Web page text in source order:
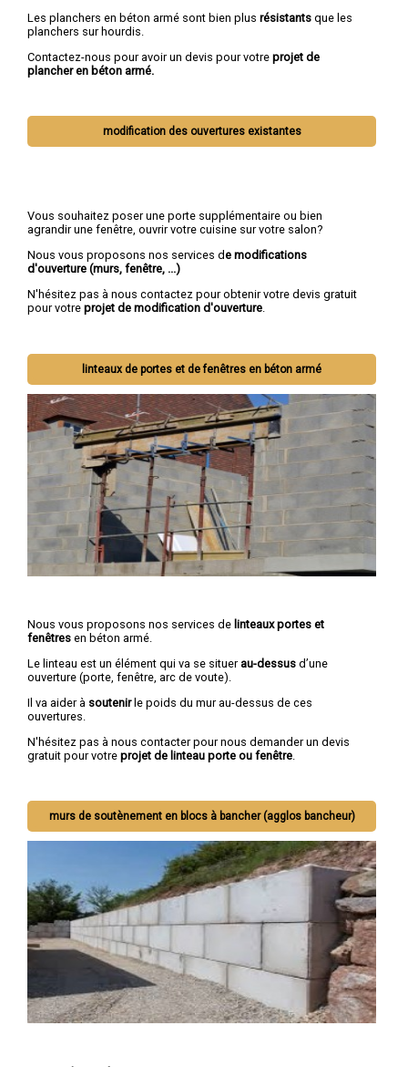
Les planchers en béton armé sont bien plus résistants que les
planchers sur hourdis.
Contactez-nous pour avoir un devis pour votre projet de
plancher en béton armé.
modification des ouvertures existantes
Vous souhaitez poser une porte supplémentaire ou bien
agrandir une fenêtre, ouvrir votre cuisine sur votre salon?
Nous vous proposons nos services de modifications
d'ouverture (murs, fenêtre, ...)
N'hésitez pas à nous contactez pour obtenir votre devis gratuit
pour votre projet de modification d'ouverture
linteaux de portes et de fenêtres en béton armé
Nous vous proposons nos services de linteaux portes et
fenêtres en béton armé.
Le linteau est un élément qui va se situer au-dessus d’une
ouverture (porte, fenêtre, arc de voute).
Il va aider à soutenirle poids du mur au-dessus de ces
ouvertures.
N'hésitez pas à nous contacter pour nous demander un devis
gratuit pour votre projet de linteau porte ou fenêtre
murs de soutènement en blocs à bancher (agglos bancheur)